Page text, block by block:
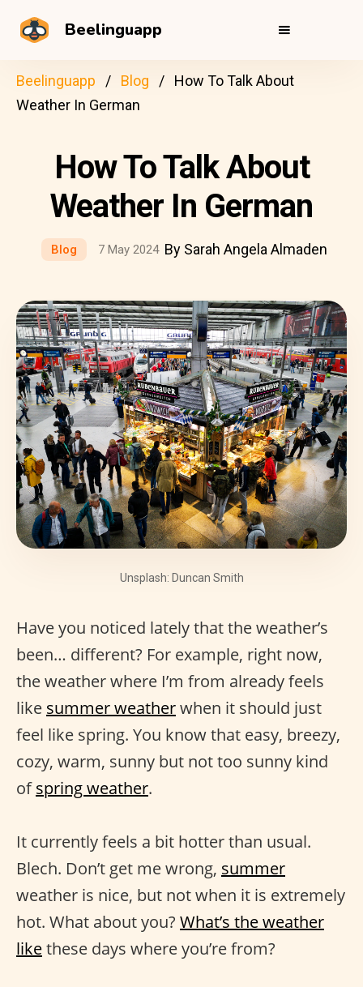
Beelinguapp
Beelinguapp Blog
How To Talk About
Weather In German
How To Talk About
Weather In German
Blog 7 May 2024 By Sarah Angela Almaden
Unsplash: Duncan Smith
Have you noticed lately that the weather’s
been… different? For example, right now,
the weather where I’m from already feels
like summer weatherwhen it should just
feel like spring. You know that easy, breezy,
cozy, warm, sunny but not too sunny kind
ofspring weather.
It currently feels a bit hotter than usual.
Blech. Don’t get me wrong, summer
weather is nice, but not when it is extremely
hot. What about you? What’s the weather
likethese days where you’re from?